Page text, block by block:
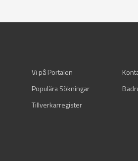
Vi på Portalen
Populära Sökningar
Tillverkarregister